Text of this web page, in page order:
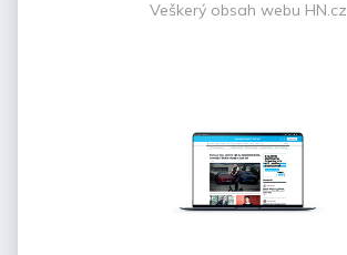
Veškerý obsah webu HN.cz